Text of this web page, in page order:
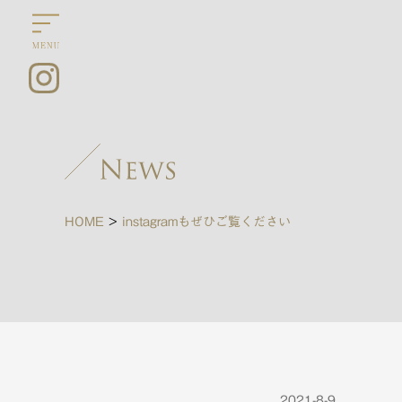
HOME > instagramもぜひご覧ください